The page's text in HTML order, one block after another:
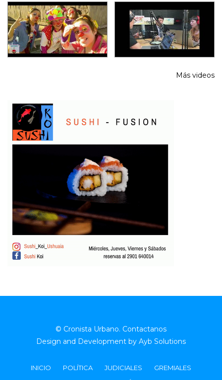
Más videos
© Cronista Urbano. Contactanos
Design and Development by Ayb Solutions
INICIO POLÍTICA JUDICIALES
GREMIALES